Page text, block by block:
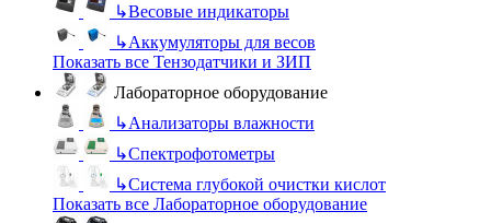
↳Весовые индикаторы
↳Аккумуляторы для весов
Показать все Тензодатчики и ЗИП
Лабораторное оборудование
↳Анализаторы влажности
↳Спектрофотометры
↳Система глубокой очистки кислот
Показать все Лабораторное оборудование